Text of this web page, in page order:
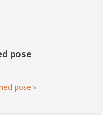
pose
pose »